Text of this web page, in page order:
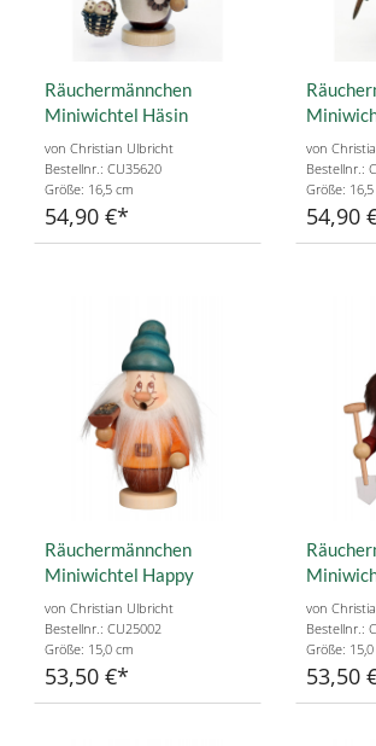
Räuchermännchen
Miniwichtel Häsin
von Christian Ulbricht
Bestellnr.: CU35620
Größe: 16,5 cm
54,90 €
von
Bestellnr.:
Größe:
54,90
Räuchermännchen
Miniwichtel Happy
von Christian Ulbricht
Bestellnr.: CU25002
Größe: 15,0 cm
53,50 €
von
Bestellnr.:
Größe:
53,50